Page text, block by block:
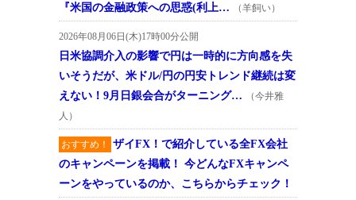
『米国の金融政策への思惑(利上…
（羊飼い）
2026年08月06日(木)17時00分公開
日米協調介入の影響で円は一時的に方向感を失
いそうだが、米ドル/円の円安トレンド継続は変
えない！9月日銀会合がターニング…
（今井雅
人）
おすすめ！
ザイFX！で紹介している全FX会社
のキャンペーンを掲載！ 今どんなFXキャンペ
ーンをやっているのか、こちらからチェック！